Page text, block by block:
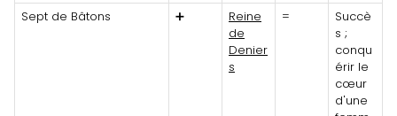
Sept de Bâtons
➕
Reine
de
Denier
s
=
Succè
s ;
conqu
érir le
cœur
d'une